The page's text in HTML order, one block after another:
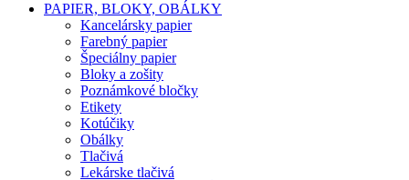
PAPIER, BLOKY, OBÁLKY
Kancelársky papier
Farebný papier
Špeciálny papier
Bloky a zošity
Poznámkové bločky
Etikety
Kotúčiky
Obálky
Tlačivá
Lekárske tlačivá